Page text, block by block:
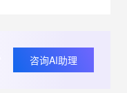
咨询AI助理